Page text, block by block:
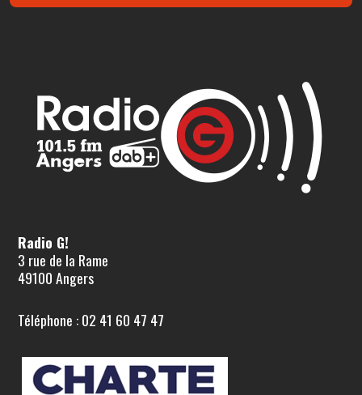
Radio G!
3 rue de la Rame
49100 Angers
Téléphone : 02 41 60 47 47